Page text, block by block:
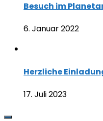
Besuch im
6. Januar 2022
Herzliche
17. Juli 2023